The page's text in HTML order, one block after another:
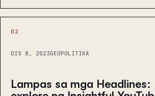
02
DIS 8, 2023GEOPOLITIKA
Lampas sa mga Headlines: